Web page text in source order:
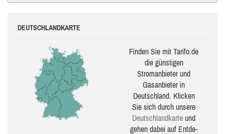
DEUTSCHLANDKARTE
Finden Sie mit Tarifo.de
die güns­ti­gen
Stromanbieter und
Gasanbieter in
Deutschland. Klicken
Sie sich durch unsere
Deutsch­land­karte und
gehen dabei auf Ent­de­